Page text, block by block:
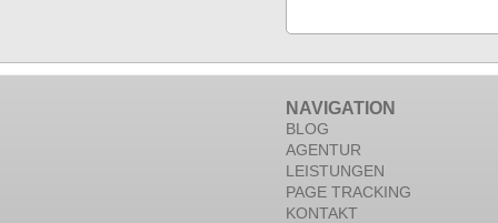
NAVIGATION
BLOG
AGENTUR
LEISTUNGEN
PAGE TRACKING
KONTAKT